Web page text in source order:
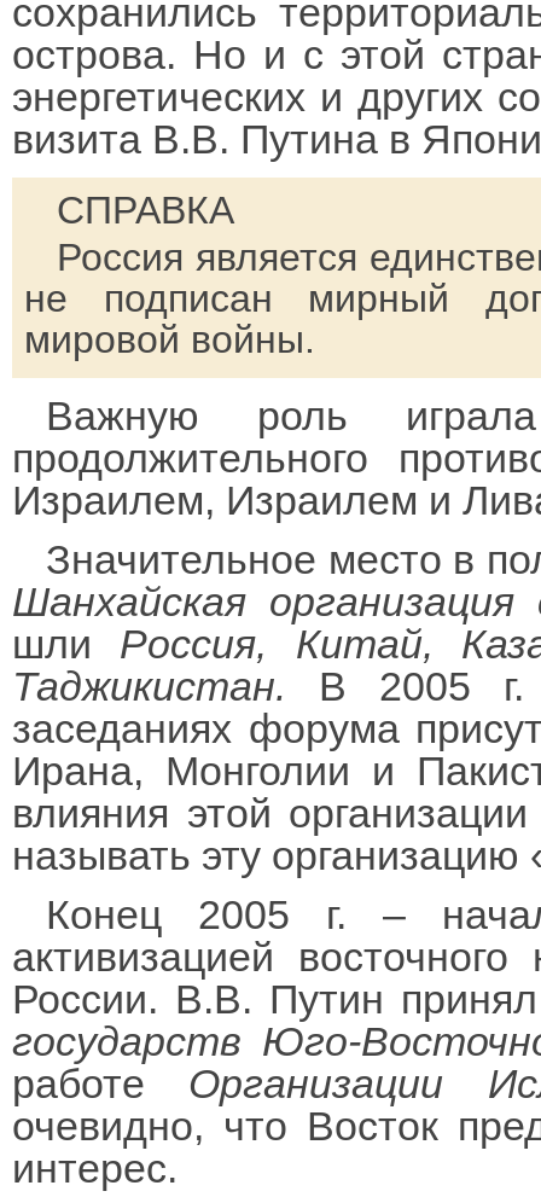
сохранились
острова. Но и с этой
энергетических и других
визита В.В. Путина в
СПРАВКА
Россия является
не подписан мирный
мировой войны.
Важную роль
продолжительного
Израилем, Израилем и
Значительное место в
Шанхайская организация
шли Россия, Китай,
Таджикистан. В 2005 г.
заседаниях форума
Ирана, Монголии и
влияния этой
называть эту
Конец 2005 г. –
активизацией
России. В.В. Путин
государств Юго-
работе Организации
очевидно, что Восток
интерес.